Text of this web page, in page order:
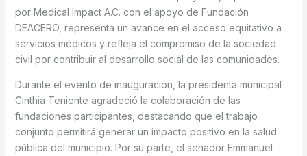
por Medical Impact A.C. con el apoyo de Fundación
DEACERO, representa un avance en el acceso equitativo a
servicios médicos y refleja el compromiso de la sociedad
civil por contribuir al desarrollo social de las comunidades.
Durante el evento de inauguración, la presidenta municipal
Cinthia Teniente agradeció la colaboración de las
fundaciones participantes, destacando que el trabajo
conjunto permitirá generar un impacto positivo en la salud
pública del municipio. Por su parte, el senador Emmanuel